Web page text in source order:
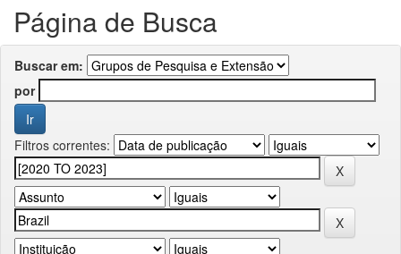
Página de Busca
Buscar em:
por
Filtros correntes: